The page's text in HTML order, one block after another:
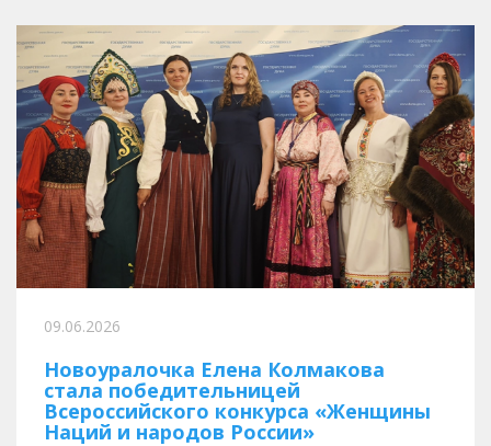
09.06.2026
Новоуралочка Елена Колмакова
стала победительницей
Всероссийского конкурса «Женщины
Наций и народов России»